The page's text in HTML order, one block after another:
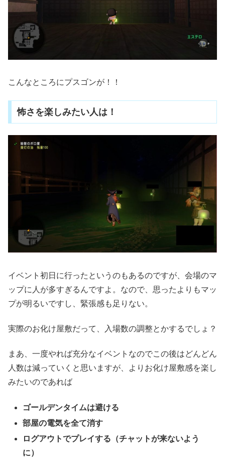
こんなところにプスゴンが！！
怖さを楽しみたい人は！
イベント初日に行ったというのもあるのですが、会場のマ
ップに人が多すぎるんですよ。なので、思ったよりもマッ
プが明るいですし、緊張感も足りない。
実際のお化け屋敷だって、入場数の調整とかするでしょ？
まあ、一度やれば充分なイベントなのでこの後はどんどん
人数は減っていくと思いますが、よりお化け屋敷感を楽し
みたいのであれば
ゴールデンタイムは避ける
部屋の電気を全て消す
ログアウトでプレイする（チャットが来ないよう
に）